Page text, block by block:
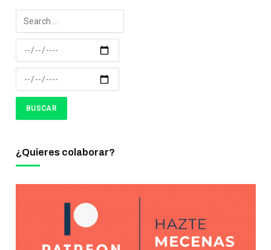
¿Quieres colaborar?